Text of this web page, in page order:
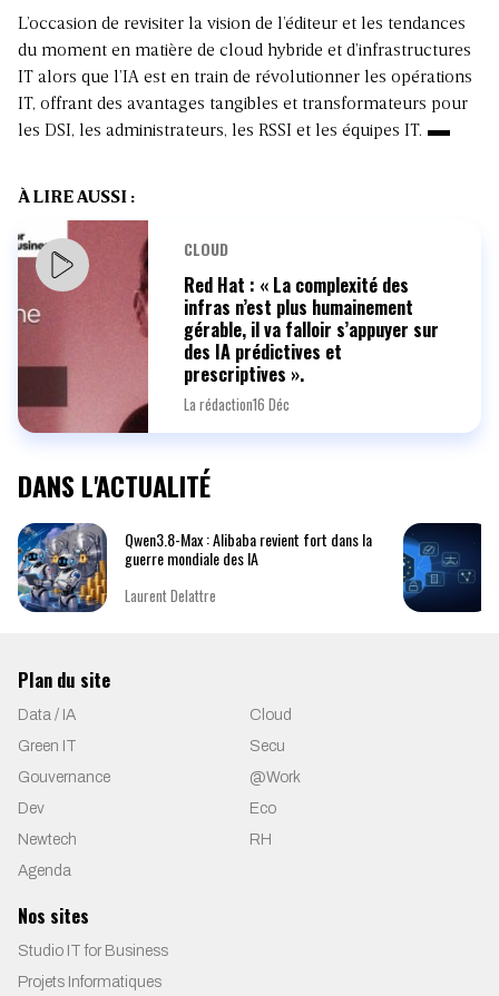
L’occasion de revisiter la vision de l’éditeur et les tendances
du moment en matière de cloud hybride et d’infrastructures
IT alors que l’IA est en train de révolutionner les opérations
IT, offrant des avantages tangibles et transformateurs pour
les DSI, les administrateurs, les RSSI et les équipes IT.
À LIRE AUSSI :
CLOUD
Red Hat : « La complexité des
infras n’est plus humainement
gérable, il va falloir s’appuyer sur
des IA prédictives et
prescriptives ».
La rédaction16 Déc
DANS L'ACTUALITÉ
Qwen3.8-Max : Alibaba revient fort dans la
guerre mondiale des IA
Laurent Delattre
Plan du site
Data / IA
Cloud
Green IT
Secu
Gouvernance
@Work
Dev
Eco
Newtech
RH
Agenda
Nos sites
Studio IT for Business
Projets Informatiques